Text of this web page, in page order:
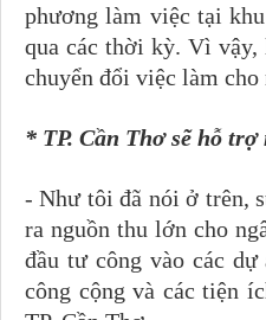
phương làm việc tại
qua các thời kỳ. Vì vậy,
chuyển đổi việc làm
* TP. Cần Thơ sẽ hỗ
- Như tôi đã nói ở trên,
ra nguồn thu lớn cho
đầu tư công vào các
công cộng và các tiện